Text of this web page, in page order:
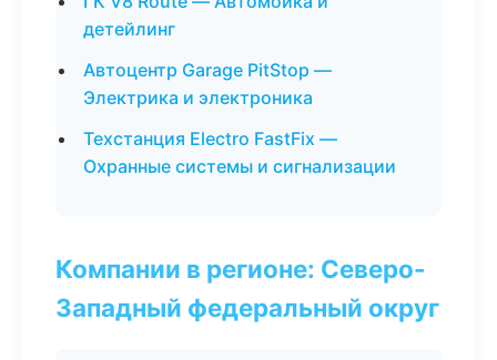
детейлинг
Автоцентр Garage PitStop —
Электрика и электроника
Техстанция Electro FastFix —
Охранные системы и сигнализации
Компании в регионе: Северо-
Западный федеральный округ